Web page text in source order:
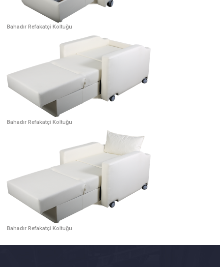
Bahadır Refakatçi Koltuğu
Bahadır Refakatçi Koltuğu
Bahadır Refakatçi Koltuğu